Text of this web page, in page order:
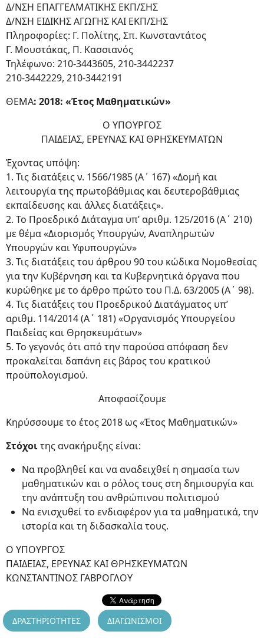
Δ/ΝΣΗ ΕΠΑΓΓΕΛΜΑΤΙΚΗΣ ΕΚΠ/ΣΗΣ
Δ/ΝΣΗ ΕΙΔΙΚΗΣ ΑΓΩΓΗΣ ΚΑΙ ΕΚΠ/ΣΗΣ
Πληροφορίες: Γ. Πολίτης, Σπ. Κωνσταντάτος
Γ. Μουστάκας, Π. Κασσιανός
Τηλέφωνο: 210-3443605, 210-3442237
210-3442229, 210-3442191
ΘΕΜΑ: 2018: «Έτος Μαθηματικών»
Ο ΥΠΟΥΡΓΟΣ
ΠΑΙΔΕΙΑΣ, ΕΡΕΥΝΑΣ ΚΑΙ ΘΡΗΣΚΕΥΜΑΤΩΝ
Έχοντας υπόψη:
1. Τις διατάξεις ν. 1566/1985 (Α΄ 167) «Δομή και
λειτουργία της πρωτοβάθμιας και δευτεροβάθμιας
εκπαίδευσης και άλλες διατάξεις».
2. Το Προεδρικό Διάταγμα υπ’ αριθμ. 125/2016 (Α΄ 210)
με θέμα «Διορισμός Υπουργών, Αναπληρωτών
Υπουργών και Υφυπουργών»
3. Τις διατάξεις του άρθρου 90 του κώδικα Νομοθεσίας
για την Κυβέρνηση και τα Κυβερνητικά όργανα που
κυρώθηκε με το άρθρο πρώτο του Π.Δ. 63/2005 (Α΄ 98).
4. Τις διατάξεις του Προεδρικού Διατάγματος υπ’
αριθμ. 114/2014 (Α΄ 181) «Οργανισμός Υπουργείου
Παιδείας και Θρησκευμάτων»
5. Το γεγονός ότι από την παρούσα απόφαση δεν
προκαλείται δαπάνη εις βάρος του κρατικού
προϋπολογισμού.
Αποφασίζουμε
Κηρύσσουμε το έτος 2018 ως «Έτος Μαθηματικών»
Στόχοιτης ανακήρυξης είναι:
Να προβληθεί και να αναδειχθεί η σημασία των
μαθηματικών και ο ρόλος τους στη δημιουργία και
την ανάπτυξη του ανθρώπινου πολιτισμού
Να ενισχυθεί το ενδιαφέρον για τα μαθηματικά, την
ιστορία και τη διδασκαλία τους.
Ο ΥΠΟΥΡΓΟΣ
ΠΑΙΔΕΙΑΣ, ΕΡΕΥΝΑΣ ΚΑΙ ΘΡΗΣΚΕΥΜΑΤΩΝ
ΚΩΝΣΤΑΝΤΙΝΟΣ ΓΑΒΡΟΓΛΟΥ
ΔΡΑΣΤΗΡΙΟΤΗΤΕΣ ΔΙΑΓΩΝΙΣΜΟΙ